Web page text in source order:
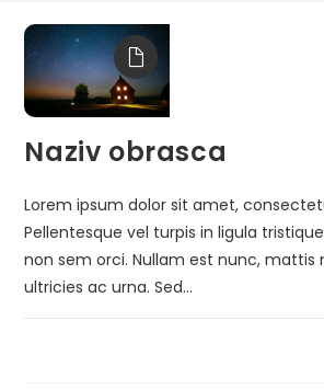
Naziv obrasca
Lorem ipsum dolor sit amet,
Pellentesque vel turpis in ligula
non sem orci. Nullam est nunc, mattis
ultricies ac urna. Sed…